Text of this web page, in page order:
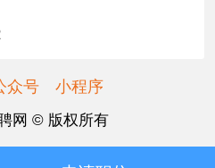
众号 小程序
网 © 版权所有